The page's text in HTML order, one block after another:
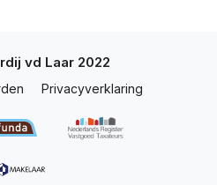
vd Laar 2022
Privacyverklaring